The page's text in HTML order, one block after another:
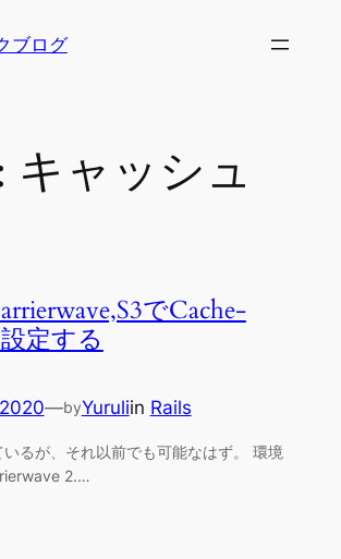
ブログ
キャッシュ
でCache-
定する
—byYuruliin Rails
るが、それ以前でも可能なはず。 環境
2.…